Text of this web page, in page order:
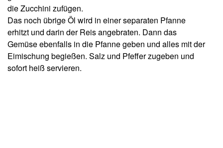
die Zucchini zufügen.
Das noch übrige Öl wird in einer separaten Pfanne
erhitzt und darin der Reis angebraten. Dann das
Gemüse ebenfalls in die Pfanne geben und alles mit der
Eimischung begießen. Salz und Pfeffer zugeben und
sofort heiß servieren.